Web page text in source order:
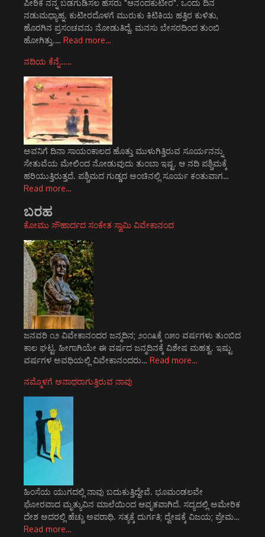
ಪೀಠಿಕೆ ನನ್ನ ಬಡಗುಡಿಸಲ ಹೆಸರು "ಆನಂದಕುಟೀರ". ಒಂದು ದಿನ
ನಡುಮಧ್ಯಾಹ್ನ. ಕುಟೀರದೊಳಗೆ ಮುರುಕು ಕಿಟಿಕಿಯ ಹತ್ತಿರ ಕುಳಿತು,
ಹೊರಗಿನ ಪ್ರಸಂಚವನು ನೋಡುತಿದ್ದೆ. ಮನಸು ಬೇಸರದಿಂದ ತುಂಬಿ
ಹೋಗಿತ್ತು.… Read more…
ನದಿಯ ಕೆನ್ನೆ……
ಅವನಿಗೆ ದಿನಾ ಸಾಯಂಕಾಲದ ಹೊತ್ತು ಮುಳುಗಿತ್ತಿರುವ ಸೂರ್ಯನನ್ನು
ಸೇತುವೆಯ ಮೇಲಿಂದ ನೋಡುವುದು ತುಂಬಾ ಇಷ್ಟ. ಆ ನದಿ ಪಶ್ಚಿಮಕ್ಕೆ
ಹರಿಯುತ್ತಿರುತ್ತದೆ. ಪಶ್ಚಿಮದ ಗುಡ್ಡದ ಅಂಚಿನಲ್ಲಿ ಸೂರ್ಯ ಕಂತುವಾಗ…
Read more…
ಬರಹ
ಕೋಮು ಸೌಹಾರ್ದದ ಸಂಕೇತ ಸ್ವಾಮಿ ವಿವೇಕಾನಂದ
ಜನವರಿ ೧೨ ವಿವೇಕಾನಂದರ ಜನ್ಮದಿನ; ೨೦೧೩ಕ್ಕೆ ೧೫೦ ವರ್ಷಗಳು ತುಂಬಿದ
ಕಾಲ ಘಟ್ಟ. ಹೀಗಾಗಿಯೇ ಈ ವರ್ಷದ ಜನ್ಮದಿನಕ್ಕೆ ವಿಶೇಷ ಮಹತ್ವ. ಇಷ್ಟು
ವರ್ಷಗಳ ಅವಧಿಯಲ್ಲಿ ವಿವೇಕಾನಂದರು… Read more…
ನಮ್ಮೊಳಗೆ ಅನಾಥರಾಗುತ್ತಿರುವ ನಾವು
ಹಿಂಸೆಯ ಯುಗದಲ್ಲಿ ನಾವು ಬದುಕುತ್ತಿದ್ದೇವೆ. ಭೂಮಂಡಲವೇ
ಘೋರವಾದ ಮೃತ್ಯುವಿನ ಮಾಲೆಯಿಂದ ಆವೃತವಾಗಿದೆ. ಸದ್ಯದಲ್ಲಿ ಅಮೇರಿಕ
ದೇಶ ಅದರಲ್ಲಿ ಹೆಚ್ಚು ಅಪರಾಧಿ. ಸತ್ಯಕ್ಕೆ ದುರ್ಗತಿ; ದ್ವೇಷಕ್ಕೆ ವಿಜಯ; ಪ್ರೇಮ…
Read more…